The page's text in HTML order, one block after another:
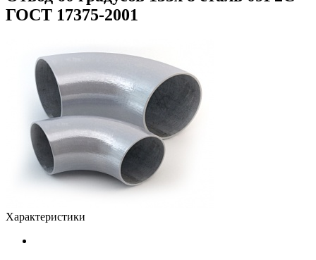
ГОСТ 17375-2001
Характеристики